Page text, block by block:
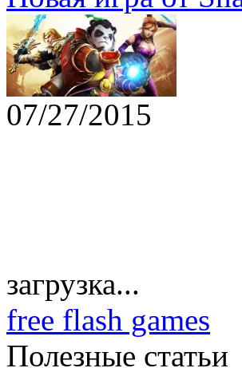
07/27/2015
загрузка...
free flash games
Полезные статьи